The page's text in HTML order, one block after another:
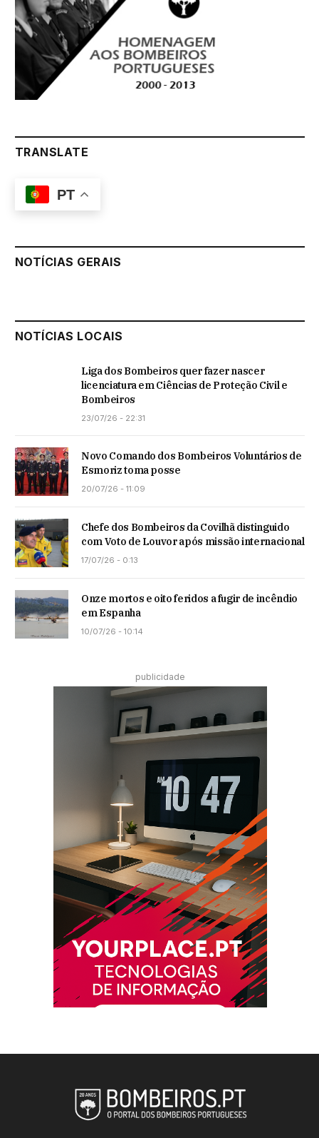
TRANSLATE
PT
NOTÍCIAS GERAIS
NOTÍCIAS LOCAIS
Liga dos Bombeiros quer fazer nascer
licenciatura em Ciências de Proteção Civil e
Bombeiros
23/07/26 - 22:31
Novo Comando dos Bombeiros Voluntários de
Esmoriz toma posse
20/07/26 - 11:09
Chefe dos Bombeiros da Covilhã distinguido
com Voto de Louvor após missão internacional
17/07/26 - 0:13
Onze mortos e oito feridos a fugir de incêndio
em Espanha
10/07/26 - 10:14
publicidade